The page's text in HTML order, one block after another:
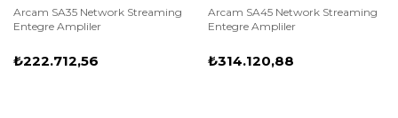
Arcam SA35 Network Streaming
Entegre Ampliler
₺222.712,56
Arcam SA45 Network Streaming
Entegre Ampliler
₺314.120,88